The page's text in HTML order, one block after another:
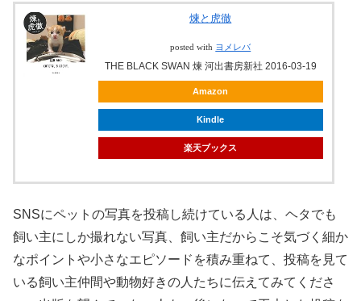
煉と虎徹
posted with ヨメレバ
THE BLACK SWAN 煉 河出書房新社 2016-03-19
Amazon
Kindle
楽天ブックス
SNSにペットの写真を投稿し続けている人は、ヘタでも
飼い主にしか撮れない写真、飼い主だからこそ気づく細か
なポイントや小さなエピソードを積み重ねて、投稿を見て
いる飼い主仲間や動物好きの人たちに伝えてみてくださ